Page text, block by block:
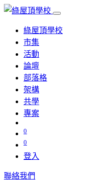
綠屋頂學校
市集
活動
論壇
部落格
架構
共學
專案
0
0
登入
聯絡我們